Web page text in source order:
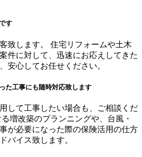
す
致します。 住宅リフォームや土木
件に対して、迅速にお応えしてきた
安心してお任せください。
た工事にも随時対応致します
して工事したい場合も、ご相談くだ
増改築のプランニングや、台風・
が必要になった際の保険活用の仕方
バイス致します。